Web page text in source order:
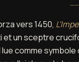
vers 1450,
et un sceptre
comme